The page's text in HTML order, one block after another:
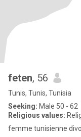
feten, 56
Tunis, Tunis, Tunisia
Seeking: Male 50 - 62
Religious values:
femme tunisienne